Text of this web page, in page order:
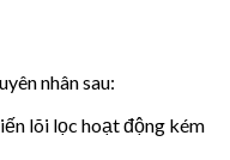
nhân sau:
lõi lọc hoạt động kém